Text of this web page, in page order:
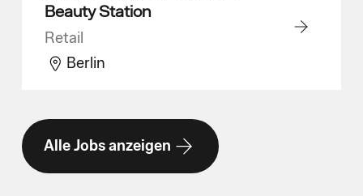
Beauty Station
Retail
Berlin
Alle Jobs anzeigen